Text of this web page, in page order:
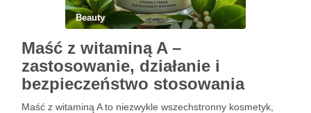
Beauty
Maść z witaminą A –
zastosowanie, działanie i
bezpieczeństwo stosowania
Maść z witaminą A to niezwykle wszechstronny kosmetyk,